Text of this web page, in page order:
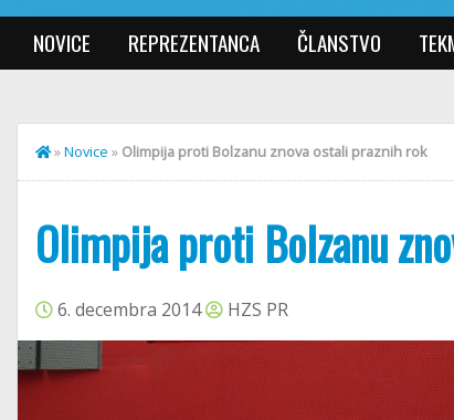
NOVICE REPREZENTANCA ČLANSTVO
»Novice » Olimpija proti Bolzanu znova ostali praznih rok
Olimpija proti Bolzanu
6. decembra 2014 HZS PR